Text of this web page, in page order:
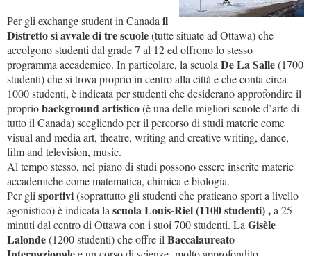
Per gli exchange student in Canada il
Distretto si avvale di tre scuole(tutte situate ad Ottawa) che
accolgono studenti dal grade 7 al 12 ed offrono lo stesso
programma accademico. In particolare, la scuola De La Salle(1700
studenti) che si trova proprio in centro alla città e che conta circa
1000 studenti, è indicata per studenti che desiderano approfondire il
propriobackground artistico(è una delle migliori scuole d’arte di
tutto il Canada) scegliendo per il percorso di studi materie come
visual and media art, theatre, writing and creative writing, dance,
film and television, music.
Al tempo stesso, nel piano di studi possono essere inserite materie
accademiche come matematica, chimica e biologia.
Per gli sportivi(soprattutto gli studenti che praticano sport a livello
agonistico) è indicata la scuola Louis-Riel (1100 studenti) ,a 25
minuti dal centro di Ottawa con i suoi 700 studenti. La Gisèle
Lalonde(1200 studenti) che offre il Baccalaureato